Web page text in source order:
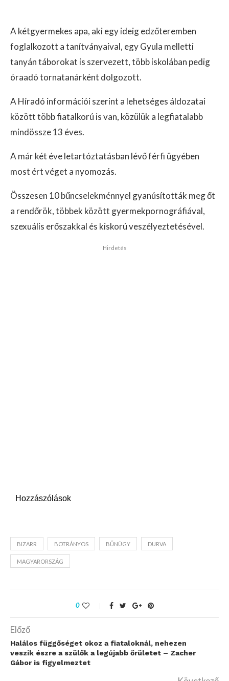
A kétgyermekes apa, aki egy ideig edzőteremben
foglalkozott a tanítványaival, egy Gyula melletti
tanyán táborokat is szervezett, több iskolában pedig
óraadó tornatanárként dolgozott.
A Híradó információi szerint a lehetséges áldozatai
között több fiatalkorú is van, közülük a legfiatalabb
mindössze 13 éves.
A már két éve letartóztatásban lévő férfi ügyében
most ért véget a nyomozás.
Összesen 10 bűncselekménnyel gyanúsították meg őt
a rendőrök, többek között gyermekpornográfiával,
szexuális erőszakkal és kiskorú veszélyeztetésével.
Hirdetés
Hozzászólások
BIZARR BOTRÁNYOS BŰNÜGY DURVA
MAGYARORSZÁG
0
Előző
Halálos függőséget okoz a fiataloknál, nehezen
veszik észre a szülők a legújabb őrületet – Zacher
Gábor is figyelmeztet